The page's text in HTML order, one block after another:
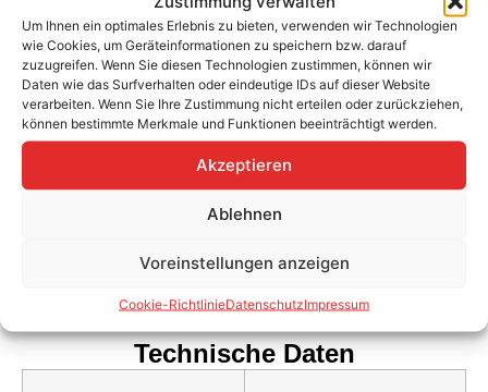
Um Ihnen ein optimales Erlebnis zu bieten, verwenden wir Technologien
wie Cookies, um Geräteinformationen zu speichern bzw. darauf
zuzugreifen. Wenn Sie diesen Technologien zustimmen, können wir
Daten wie das Surfverhalten oder eindeutige IDs auf dieser Website
verarbeiten. Wenn Sie Ihre Zustimmung nicht erteilen oder zurückziehen,
können bestimmte Merkmale und Funktionen beeinträchtigt werden.
Akzeptieren
Ablehnen
Voreinstellungen anzeigen
Cookie-RichtlinieDatenschutzImpressum
Zurück Clip *1
Tragegurt *1
Mikrofasertuch *1
Bedienungsanleitung *1
Technische Daten